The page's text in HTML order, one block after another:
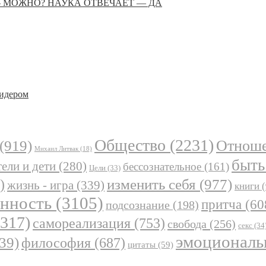
МОЖНО? НАУКА ОТВЕЧАЕТ — ДА
(919) Михаил Литвак (18) Общество (2231)
и дети (280) Цели (33) бессознательное (161)
жизнь - игра (339) изменить себя (977) книги
(3105) подсознание (198) притча
самореализация (753) свобода (256) секс
философия (687) цитаты (59)